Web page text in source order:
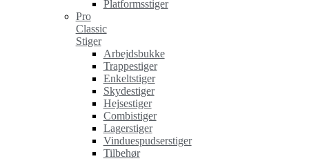
Platformsstiger
Pro
Classic
Stiger
Arbejdsbukke
Trappestiger
Enkeltstiger
Skydestiger
Hejsestiger
Combistiger
Lagerstiger
Vinduespudserstiger
Tilbehør